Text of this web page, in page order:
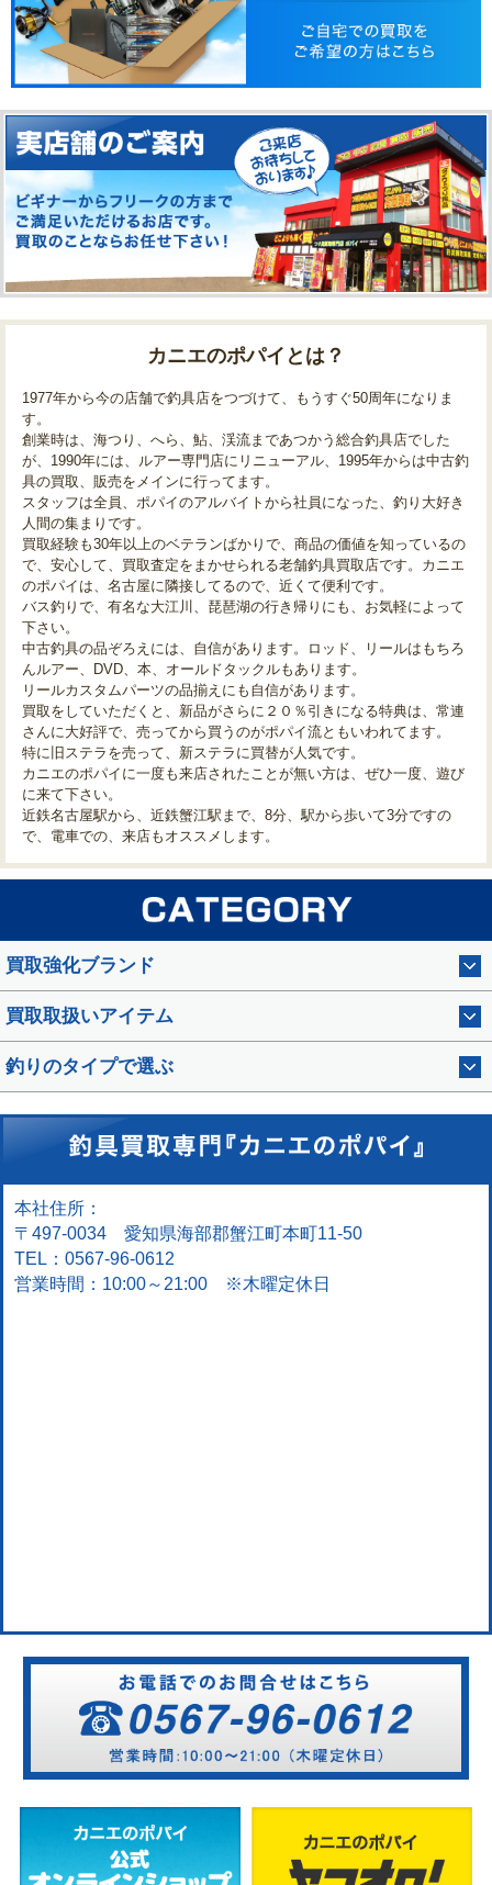
カニエのポパイとは？
1977年から今の店舗で釣具店をつづけて、もうすぐ50周年になりま
す。
創業時は、海つり、へら、鮎、渓流まであつかう総合釣具店でした
が、1990年には、ルアー専門店にリニューアル、1995年からは中古釣
具の買取、販売をメインに行ってます。
スタッフは全員、ポパイのアルバイトから社員になった、釣り大好き
人間の集まりです。
買取経験も30年以上のベテランばかりで、商品の価値を知っているの
で、安心して、買取査定をまかせられる老舗釣具買取店です。カニエ
のポパイは、名古屋に隣接してるので、近くて便利です。
バス釣りで、有名な大江川、琵琶湖の行き帰りにも、お気軽によって
下さい。
中古釣具の品ぞろえには、自信があります。ロッド、リールはもちろ
んルアー、DVD、本、オールドタックルもあります。
リールカスタムパーツの品揃えにも自信があります。
買取をしていただくと、新品がさらに２０％引きになる特典は、常連
さんに大好評で、売ってから買うのがポパイ流ともいわれてます。
特に旧ステラを売って、新ステラに買替が人気です。
カニエのポパイに一度も来店されたことが無い方は、ぜひ一度、遊び
に来て下さい。
近鉄名古屋駅から、近鉄蟹江駅まで、8分、駅から歩いて3分ですの
で、電車での、来店もオススメします。
買取強化ブランド
買取取扱いアイテム
釣りのタイプで選ぶ
本社住所：
〒497-0034 愛知県海部郡蟹江町本町11-50
TEL：0567-96-0612
営業時間：10:00～21:00 ※木曜定休日